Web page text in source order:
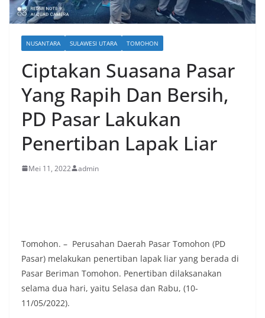
NUSANTARA SULAWESI UTARA TOMOHON
Ciptakan Suasana Pasar
Yang Rapih Dan Bersih,
PD Pasar Lakukan
Penertiban Lapak Liar
Mei 11, 2022 admin
Tomohon. – Perusahan Daerah Pasar Tomohon (PD
Pasar) melakukan penertiban lapak liar yang berada di
Pasar Beriman Tomohon. Penertiban dilaksanakan
selama dua hari, yaitu Selasa dan Rabu, (10-
11/05/2022).